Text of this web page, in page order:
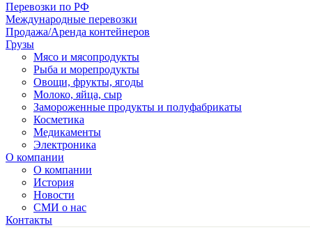
Перевозки по РФ
Международные перевозки
Продажа/Аренда контейнеров
Грузы
Мясо и мясопродукты
Рыба и морепродукты
Овощи, фрукты, ягоды
Молоко, яйца, сыр
Замороженные продукты и полуфабрикаты
Косметика
Медикаменты
Электроника
О компании
О компании
История
Новости
СМИ о нас
Контакты